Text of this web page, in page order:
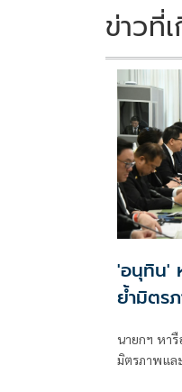
k
ข่าวที่
'อนุทิน'
ย้ำมิตรภ
นายกฯ หา
มิตรภาพแล